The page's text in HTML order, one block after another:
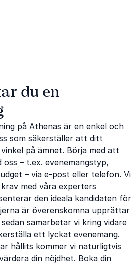
du en
på Athenas är en enkel och
som säkerställer att ditt
på ämnet. Börja med att
oss ​​– t.ex. evenemangstyp,
– via e-post eller telefon. Vi
med våra experters
den ideala kandidaten för
är överenskomna upprättar
samarbetar vi kring vidare
ett lyckat evenemang.
hållits kommer vi naturligtvis
din nöjdhet. Boka din